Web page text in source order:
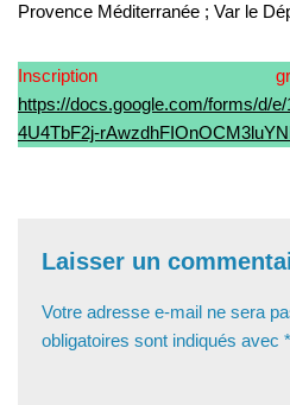
Provence Méditerranée ; Var le
Inscription
https://docs.google.com/forms/d/
4U4TbF2j-
Laisser un
Votre adresse e-mail ne sera
obligatoires sont indiqués avec *